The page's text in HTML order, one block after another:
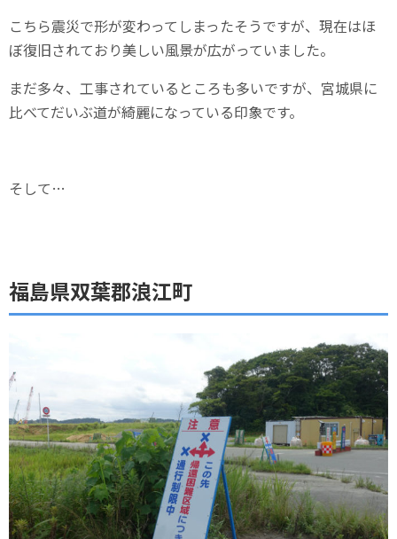
こちら震災で形が変わってしまったそうですが、現在はほ
ぼ復旧されており美しい風景が広がっていました。
まだ多々、工事されているところも多いですが、宮城県に
比べてだいぶ道が綺麗になっている印象です。
そして…
福島県双葉郡浪江町